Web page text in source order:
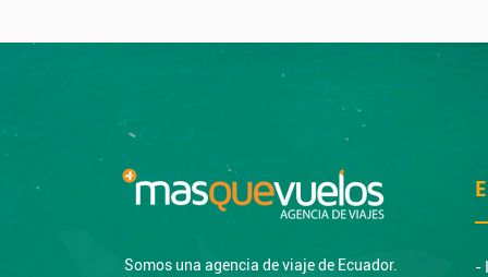
Somos una agencia de viaje de Ecuador.
-